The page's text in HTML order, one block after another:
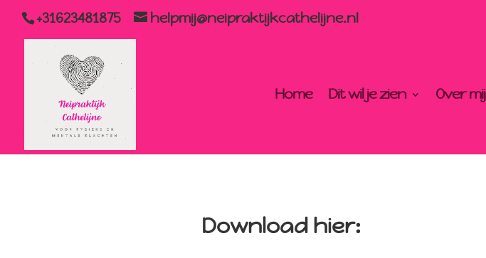
+31623481875 helpmij@neipraktijkcathelijne.nl
Home Dit wil je zien Over mij
Download hier: